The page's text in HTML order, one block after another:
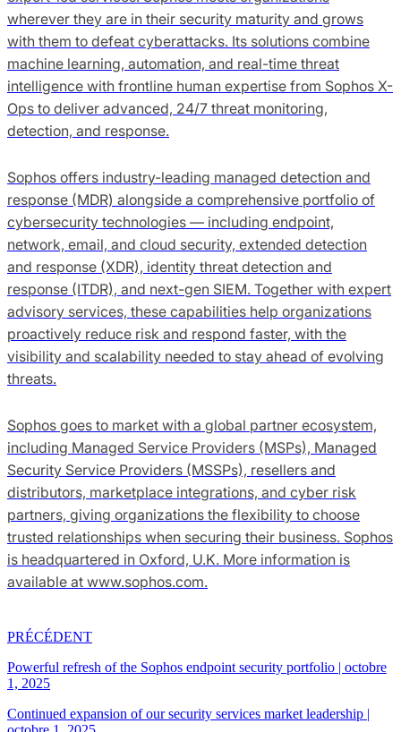
wherever they are in their security maturity and grows
with them to defeat cyberattacks. Its solutions combine
machine learning, automation, and real-time threat
intelligence with frontline human expertise from Sophos X-
Ops to deliver advanced, 24/7 threat monitoring,
detection, and response.
Sophos offers industry-leading managed detection and
response (MDR) alongside a comprehensive portfolio of
cybersecurity technologies — including endpoint,
network, email, and cloud security, extended detection
and response (XDR), identity threat detection and
response (ITDR), and next-gen SIEM. Together with expert
advisory services, these capabilities help organizations
proactively reduce risk and respond faster, with the
visibility and scalability needed to stay ahead of evolving
threats.
Sophos goes to market with a global partner ecosystem,
including Managed Service Providers (MSPs), Managed
Security Service Providers (MSSPs), resellers and
distributors, marketplace integrations, and cyber risk
partners, giving organizations the flexibility to choose
trusted relationships when securing their business. Sophos
is headquartered in Oxford, U.K. More information is
available at www.sophos.com.
PRÉCÉDENT
Powerful refresh of the Sophos endpoint security portfolio | octobre
1, 2025
Continued expansion of our security services market leadership |